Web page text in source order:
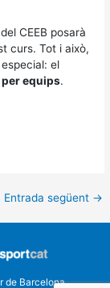
CEEB posarà
curs. Tot i això,
el
equips.
Entrada següent →
de Barcelona